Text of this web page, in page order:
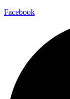
Facebook